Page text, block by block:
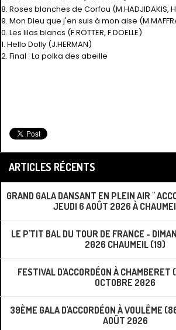
Roses blanches de Corfou (M.HADJIDAKIS,
Mon Dieu que j'en suis à mon aise
Les lilas blancs (F.ROTTER, F.DOELLE)
Hello Dolly (J.HERMAN)
Final : La polka des abeille
ARTICLES RÉCENTS
GRAND GALA DANSANT EN PLEIN AIR "
JEUDI 6 AOÛT 2026 À
LE P'TIT BAL DU TOUR DE FRANCE -
2026 CHAUMEIL (19)
FESTIVAL D'ACCORDÉON À CHAMBERET
OCTOBRE 2026
39ÈME GALA D'ACCORDÉON À VOULÊME
AOÛT 2026